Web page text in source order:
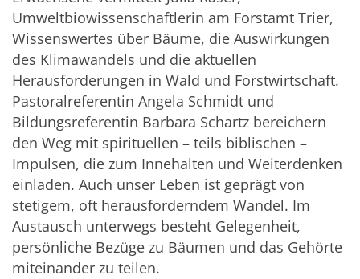
Umweltbiowissenschaftlerin am Forstamt Trier,
Wissenswertes über Bäume, die Auswirkungen
des Klimawandels und die aktuellen
Herausforderungen in Wald und Forstwirtschaft.
Pastoralreferentin Angela Schmidt und
Bildungsreferentin Barbara Schartz bereichern
den Weg mit spirituellen – teils biblischen –
Impulsen, die zum Innehalten und Weiterdenken
einladen. Auch unser Leben ist geprägt von
stetigem, oft herausforderndem Wandel. Im
Austausch unterwegs besteht Gelegenheit,
persönliche Bezüge zu Bäumen und das Gehörte
miteinander zu teilen.